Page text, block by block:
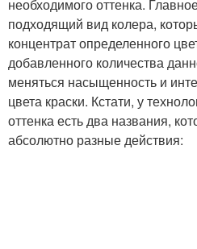
необходимого оттенка.
подходящий вид колера,
концентрат определенного
добавленного количества
меняться насыщенность и
цвета краски. Кстати, у
оттенка есть два названия,
абсолютно разные действия: